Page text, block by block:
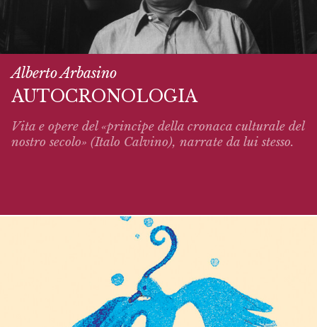
Alberto Arbasino
AUTOCRONOLOGIA
Vita e opere del «principe della cronaca culturale del
nostro secolo» (Italo Calvino), narrate da lui stesso.